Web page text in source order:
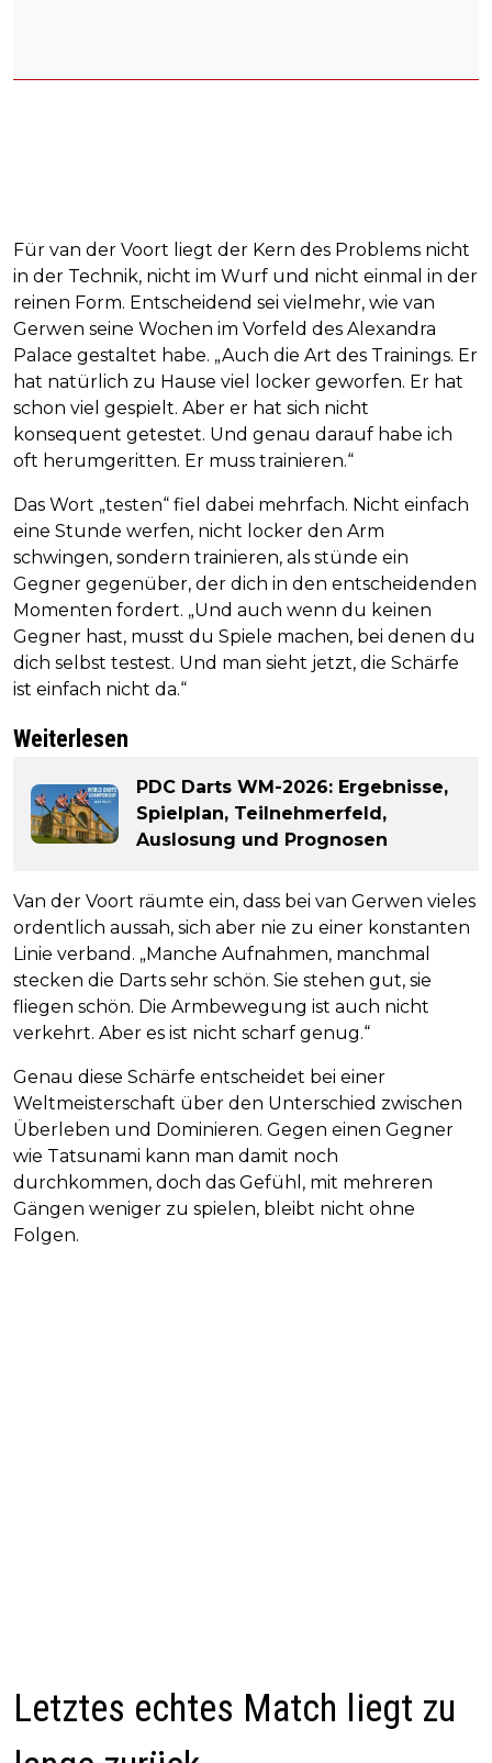
Für van der Voort liegt der Kern des Problems nicht
in der Technik, nicht im Wurf und nicht einmal in der
reinen Form. Entscheidend sei vielmehr, wie van
Gerwen seine Wochen im Vorfeld des Alexandra
Palace gestaltet habe. „Auch die Art des Trainings. Er
hat natürlich zu Hause viel locker geworfen. Er hat
schon viel gespielt. Aber er hat sich nicht
konsequent getestet. Und genau darauf habe ich
oft herumgeritten. Er muss trainieren.“
Das Wort „testen“ fiel dabei mehrfach. Nicht einfach
eine Stunde werfen, nicht locker den Arm
schwingen, sondern trainieren, als stünde ein
Gegner gegenüber, der dich in den entscheidenden
Momenten fordert. „Und auch wenn du keinen
Gegner hast, musst du Spiele machen, bei denen du
dich selbst testest. Und man sieht jetzt, die Schärfe
ist einfach nicht da.“
Weiterlesen
PDC Darts WM-2026: Ergebnisse,
Spielplan, Teilnehmerfeld,
Auslosung und Prognosen
Van der Voort räumte ein, dass bei van Gerwen vieles
ordentlich aussah, sich aber nie zu einer konstanten
Linie verband. „Manche Aufnahmen, manchmal
stecken die Darts sehr schön. Sie stehen gut, sie
fliegen schön. Die Armbewegung ist auch nicht
verkehrt. Aber es ist nicht scharf genug.“
Genau diese Schärfe entscheidet bei einer
Weltmeisterschaft über den Unterschied zwischen
Überleben und Dominieren. Gegen einen Gegner
wie Tatsunami kann man damit noch
durchkommen, doch das Gefühl, mit mehreren
Gängen weniger zu spielen, bleibt nicht ohne
Folgen.
Letztes echtes Match liegt zu